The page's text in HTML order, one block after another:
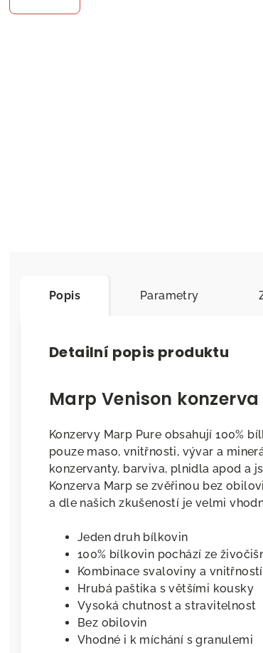
Popis Parametry
Detailní popis produktu
Marp Venison
Konzervy Marp Pure obsahují 100%
pouze maso, vnitřnosti, vývar a
konzervanty, barviva, plnidla apod a
Konzerva Marp se zvěřinou bez
a dle našich zkušeností je velmi
Jeden druh bílkovin
100% bílkovin pochází ze
Kombinace svaloviny a vnitřností
Hrubá paštika s většími kousky
Vysoká chutnost a stravitelnost
Bez obilovin
Vhodné i k míchání s granulemi